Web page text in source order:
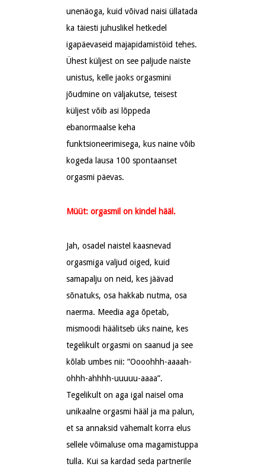
unenäoga, kuid võivad naisi üllatada
ka täiesti juhuslikel hetkedel
igapäevaseid majapidamistöid tehes.
Ühest küljest on see paljude naiste
unistus, kelle jaoks orgasmini
jõudmine on väljakutse, teisest
küljest võib asi lõppeda
ebanormaalse keha
funktsioneerimisega, kus naine võib
kogeda lausa 100 spontaanset
orgasmi päevas.
Müüt: orgasmil on kindel hääl.
Jah, osadel naistel kaasnevad
orgasmiga valjud oiged, kuid
samapalju on neid, kes jäävad
sõnatuks, osa hakkab nutma, osa
naerma. Meedia aga õpetab,
mismoodi häälitseb üks naine, kes
tegelikult orgasmi on saanud ja see
kõlab umbes nii: “Oooohhh-aaaah-
ohhh-ahhhh-uuuuu-aaaa”.
Tegelikult on aga igal naisel oma
unikaalne orgasmi hääl ja ma palun,
et sa annaksid vähemalt korra elus
sellele võimaluse oma magamistuppa
tulla. Kui sa kardad seda partnerile